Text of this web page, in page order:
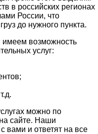
в российских регионах
России, что
до нужного пункта.
имеем возможность
услуг:
можно по
сайте. Наши
вами и ответят на все